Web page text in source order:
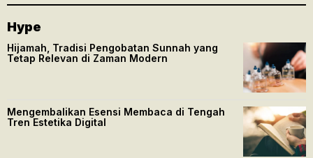
Hype
Hijamah, Tradisi Pengobatan Sunnah yang
Tetap Relevan di Zaman Modern
Mengembalikan Esensi Membaca di Tengah
Tren Estetika Digital